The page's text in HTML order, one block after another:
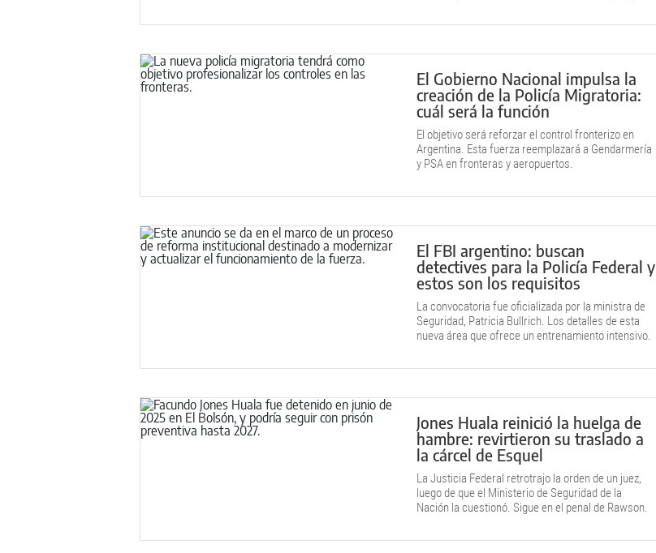
El Gobierno Nacional impulsa la
creación de la Policía Migratoria:
cuál será la función
El objetivo será reforzar el control fronterizo en
Argentina. Esta fuerza reemplazará a Gendarmería
y PSA en fronteras y aeropuertos.
El FBI argentino: buscan
detectives para la Policía Federal y
estos son los requisitos
La convocatoria fue oficializada por la ministra de
Seguridad, Patricia Bullrich. Los detalles de esta
nueva área que ofrece un entrenamiento intensivo.
Jones Huala reinició la huelga de
hambre: revirtieron su traslado a
la cárcel de Esquel
La Justicia Federal retrotrajo la orden de un juez,
luego de que el Ministerio de Seguridad de la
Nación la cuestionó. Sigue en el penal de Rawson.